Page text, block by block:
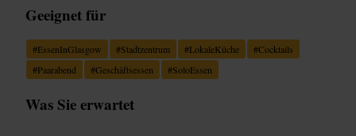
Geeignet für
#EssenInGlasgow #Stadtzentrum #LokaleKüche #Cocktails
#Paarabend #Geschäftsessen #SoloEssen
Was Sie erwartet